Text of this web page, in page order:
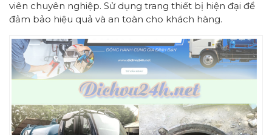
viên chuyên nghiệp. Sử dụng trang thiết bị hiện đại để
đảm bảo hiệu quả và an toàn cho khách hàng.